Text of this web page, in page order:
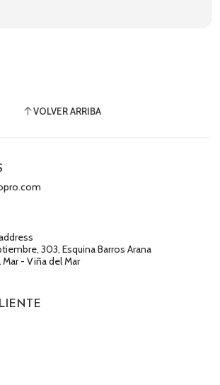
VOLVER ARRIBA
303, Esquina Barros Arana
- Viña del Mar